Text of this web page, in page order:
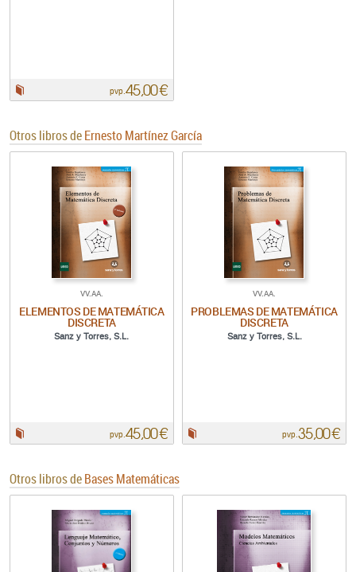
pvp.45,00 €
Otros libros deErnesto Martínez García
VV.AA.
ELEMENTOS DE MATEMÁTICA
DISCRETA
Sanz y Torres, S.L.
pvp.45,00 €
VV.AA.
PROBLEMAS DE MATEMÁTICA
DISCRETA
Sanz y Torres, S.L.
pvp.35,00 €
Otros libros deBases Matemáticas